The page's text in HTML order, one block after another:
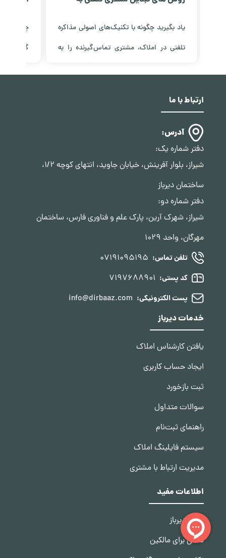
حضوری در املاک
یاد بگیرید چگونه با تکنیک‌های اصولی مذاکره
تلفنی در املاک، مشتری تماس‌گیرنده را به
مشاهده مقاله
چرا
گزینه
مشاهده
ارتباط با ما
آدرس:
دفتر شماره یک:
شیراز، بلوار آفرینش، خیابان جاوید، انتهای کوچه 1/2،
ساختمان دیرباز
دفتر شماره دو:
شیراز، شهرک آرین، پارک علم و فناوری فارس، ساختمان
مهرگان، واحد 1029
تلفن تماس: 07191095195
کد پستی: 7197688901
پست الکترونیکی: info@dirbaaz.com
خدمات دیرباز
یافتن کارشناس املاک
ایجاد حساب کاربری
ثبت بازخورد
سوالات متداول
راهنمای ثبت‌نام
سیستم فایلینگ املاک
مدیریت ارتباط با مشتری
اطلاعات مفید
درباره دیرباز
نکاتی برای مالکین